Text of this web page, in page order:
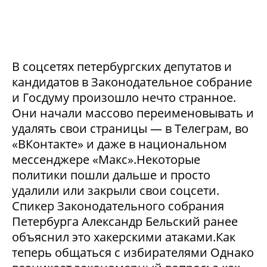
В соцсетях петербургских депутатов и
кандидатов в Законодательное собрание
и Госдуму произошло нечто странное.
Они начали массово переименовывать и
удалять свои страницы — в Телеграм, во
«ВКонтакте» и даже в национальном
мессенджере «Макс».Некоторые
политики пошли дальше и просто
удалили или закрыли свои соцсети.
Спикер Законодательного собрания
Петербурга Александр Бельский ранее
объяснил это хакерскими атаками.Как
теперь общаться с избирателями Однако